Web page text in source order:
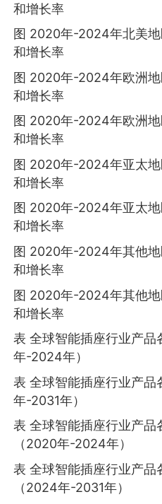
和增长率
图 2020年-2024年北美
和增长率
图 2020年-2024年欧洲
和增长率
图 2020年-2024年欧洲
和增长率
图 2020年-2024年亚太
和增长率
图 2020年-2024年亚太
和增长率
图 2020年-2024年其他
和增长率
图 2020年-2024年其他
和增长率
表 全球智能插座行业产
年-2024年）
表 全球智能插座行业产
年-2031年）
表 全球智能插座行业产品
（2020年-2024年）
表 全球智能插座行业产品
（2024年-2031年）